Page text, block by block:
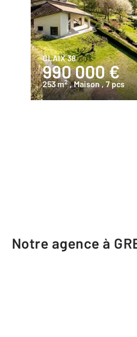
CLAIX 38
990 000 €
253 m2 , Maison, 7 pcs
Notre agence à